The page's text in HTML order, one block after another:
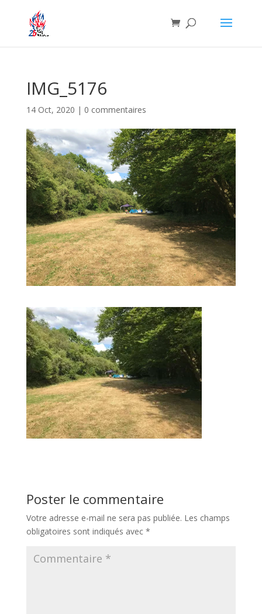
IMG_5176
14 Oct, 2020 | 0 commentaires
Poster le commentaire
Votre adresse e-mail ne sera pas publiée. Les champs
obligatoires sont indiqués avec *